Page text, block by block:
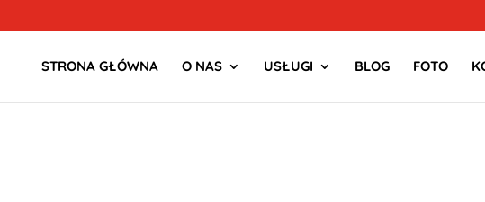
STRONA GŁÓWNA O NAS USŁUGI BLOG FOTO